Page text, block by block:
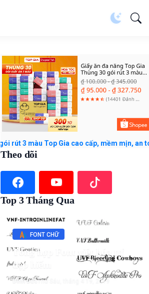
Top Gia cao cấp, mềm mịn, an toàn với
Theo dõi
Top 3 Tháng Qua
FONT CHỮ
Tổng hợp Font việt hóa ttf
đẹp hiếm
Đình ĐứcThứ Sáu, tháng 4 19, 2019